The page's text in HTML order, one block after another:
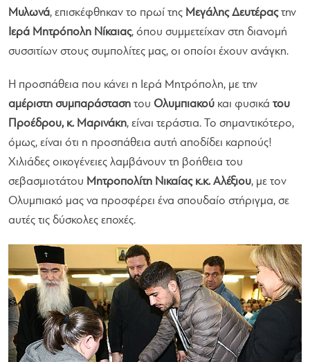
Μυλωνά, επισκέφθηκαν το πρωί της Μεγάλης Δευτέραςτην
Ιερά Μητρόπολη Νίκαιας, όπου συμμετείχαν στη διανομή
συσσιτίων στους συμπολίτες μας, οι οποίοι έχουν ανάγκη.
Η προσπάθεια που κάνει η Ιερά Μητρόπολη, με την
αμέριστη συμπαράσταση του Ολυμπιακού και φυσικά του
Προέδρου, κ. Μαρινάκη, είναι τεράστια. Το σημαντικότερο,
όμως, είναι ότι η προσπάθεια αυτή αποδίδει καρπούς!
Χιλιάδες οικογένειες λαμβάνουν τη βοήθεια του
σεβασμιοτάτου Μητροπολίτη Νικαίας κ.κ. Αλέξιου, με τον
Ολυμπιακό μας να προσφέρει ένα σπουδαίο στήριγμα, σε
αυτές τις δύσκολες εποχές.